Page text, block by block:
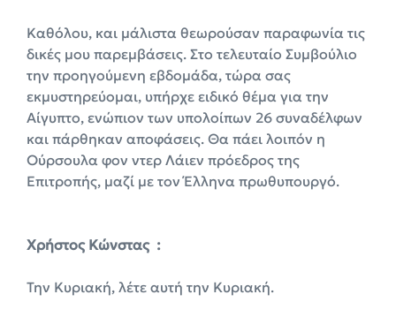
Καθόλου, και μάλιστα θεωρούσαν παραφωνία τις
δικές μου παρεμβάσεις. Στο τελευταίο Συμβούλιο
την προηγούμενη εβδομάδα, τώρα σας
εκμυστηρεύομαι, υπήρχε ειδικό θέμα για την
Αίγυπτο, ενώπιον των υπολοίπων 26 συναδέλφων
και πάρθηκαν αποφάσεις. Θα πάει λοιπόν η
Ούρσουλα φον ντερ Λάιεν πρόεδρος της
Επιτροπής, μαζί με τον Έλληνα πρωθυπουργό.
Xρήστος Κώνστας :
Την Κυριακή, λέτε αυτή την Κυριακή.